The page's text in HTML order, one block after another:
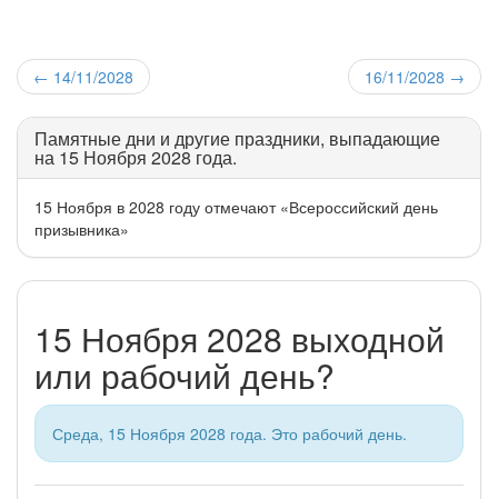
← 14/11/2028 16/11/2028 →
Памятные дни и другие праздники, выпадающие
на 15 Ноября 2028 года.
15 Ноября в 2028 году отмечают «Всероссийский день
призывника»
15 Ноября 2028 выходной
или рабочий день?
Среда, 15 Ноября 2028 года. Это рабочий день.